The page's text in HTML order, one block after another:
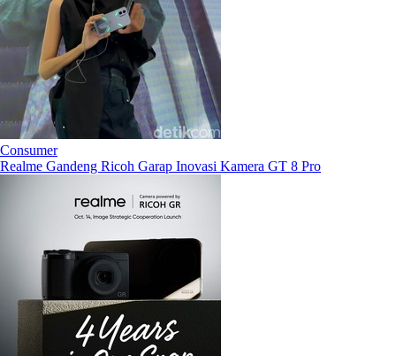
Consumer
Realme Gandeng Ricoh Garap Inovasi Kamera GT 8 Pro